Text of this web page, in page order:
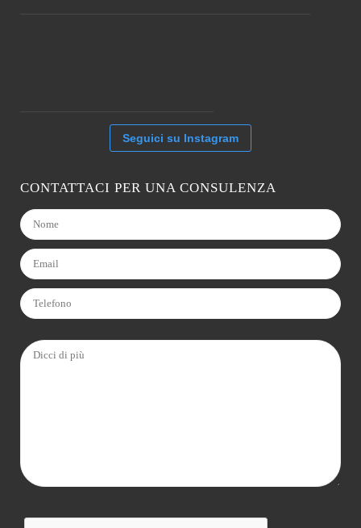
Seguici su Instagram
CONTATTACI PER UNA CONSULENZA